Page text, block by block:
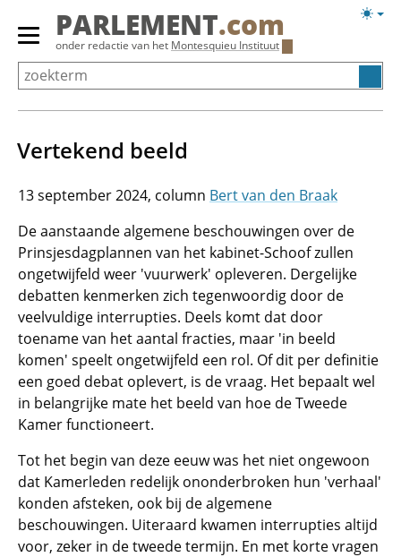
Overslaan
Primair
menu
tonen/verbergen
PARLEMENT.com
onder redactie van het Montesquieu Instituut
Vertekend beeld
13 september 2024
Bert van den Braak
De aanstaande algemene beschouwingen over de
Prinsjesdagplannen van het kabinet-Schoof zullen
ongetwijfeld weer 'vuurwerk' opleveren. Dergelijke
debatten kenmerken zich tegenwoordig door de
veelvuldige interrupties. Deels komt dat door
toename van het aantal fracties, maar 'in beeld
komen' speelt ongetwijfeld een rol. Of dit per definitie
een goed debat oplevert, is de vraag. Het bepaalt wel
in belangrijke mate het beeld van hoe de Tweede
Kamer functioneert.
Tot het begin van deze eeuw was het niet ongewoon
dat Kamerleden redelijk ononderbroken hun 'verhaal'
konden afsteken, ook bij de algemene
beschouwingen. Uiteraard kwamen interrupties altijd
voor, zeker in de tweede termijn. En met korte vragen